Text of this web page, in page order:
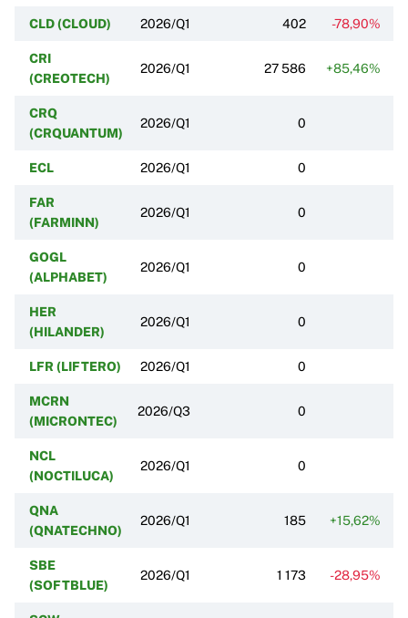
CLD (CLOUD) 2026/Q1 402 -78,90%
CRI
(CREOTECH)
2026/Q1 27 586 +85,46%
CRQ
(CRQUANTUM)
2026/Q1 0
ECL 2026/Q1 0
FAR
(FARMINN)
2026/Q1 0
GOGL
(ALPHABET)
2026/Q1 0
HER
(HILANDER)
2026/Q1 0
LFR (LIFTERO) 2026/Q1 0
MCRN
(MICRONTEC)
2026/Q3 0
NCL
(NOCTILUCA)
2026/Q1 0
QNA
(QNATECHNO)
2026/Q1 185 +15,62%
SBE
(SOFTBLUE)
2026/Q1 1 173 -28,95%